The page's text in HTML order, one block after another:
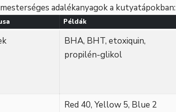
adalékanyagok a kutyatápokban:
Példák
BHA, BHT, etoxiquin,
propilén-glikol
Red 40, Yellow 5, Blue 2